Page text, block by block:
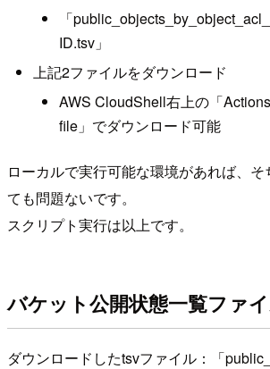
「
ID.tsv」
上記2ファイルをダウンロード
AWS CloudShell右上の「
file」でダウンロード可能
ローカルで実行可能な環境があれば、
ても問題ないです。
スクリプト実行は以上です。
バケット公開状態一覧ファ
ダウンロードしたtsvファイル：「